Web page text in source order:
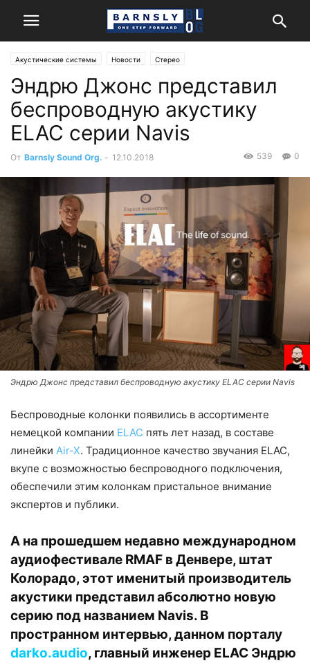
Акустические системы Новости Стерео
Эндрю Джонс представил
беспроводную акустику
ELAC серии Navis
От Barnsly Sound Org. - 12.10.2018 0
539
Эндрю Джонс представил беспроводную акустику ELAC серии Navis
Беспроводные колонки появились в ассортименте
немецкой компании ELAC пять лет назад, в составе
линейки Air-X. Традиционное качество звучания ELAC,
вкупе с возможностью беспроводного подключения,
обеспечили этим колонкам пристальное внимание
экспертов и публики.
А на прошедшем недавно международном
аудиофестивале RMAF в Денвере, штат
Колорадо, этот именитый производитель
акустики представил абсолютно новую
серию под названием Navis. В
пространном интервью, данном порталу
darko.audio, главный инженер ELAC Эндрю